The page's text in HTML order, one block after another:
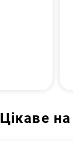
Цікаве на